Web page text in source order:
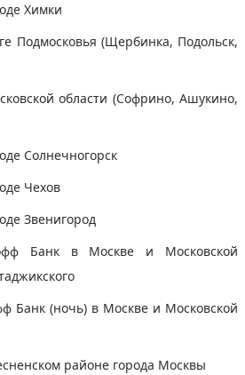
Химки
Подмосковья (Щербинка, Подольск,
области (Софрино, Ашукино,
Солнечногорск
Чехов
Звенигород
Банк в Москве и Московской
Банк (ночь) в Москве и Московской
районе города Москвы